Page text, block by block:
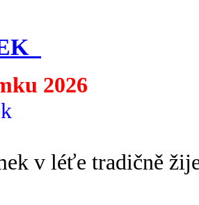
2026
v léťe tradičně